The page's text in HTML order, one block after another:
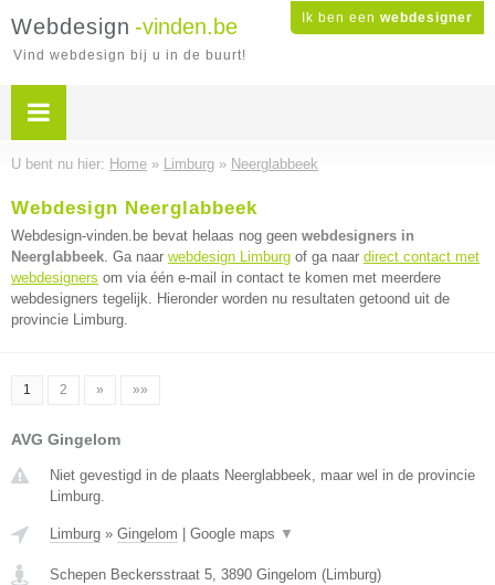
Ik ben een webdesigner
Webdesign -vinden.be
Vind webdesign bij u in de buurt!
U bent nu hier: Home » Limburg » Neerglabbeek
Webdesign Neerglabbeek
Webdesign-vinden.be bevat helaas nog geen webdesigners in
Neerglabbeek. Ga naar webdesign Limburg of ga naar direct contact met
webdesigners om via één e-mail in contact te komen met meerdere
webdesigners tegelijk. Hieronder worden nu resultaten getoond uit de
provincie Limburg.
1 2 » »»
AVG Gingelom
Niet gevestigd in de plaats Neerglabbeek, maar wel in de provincie
Limburg.
Limburg » Gingelom Google maps ▼
Schepen Beckersstraat 5, 3890 Gingelom (Limburg)